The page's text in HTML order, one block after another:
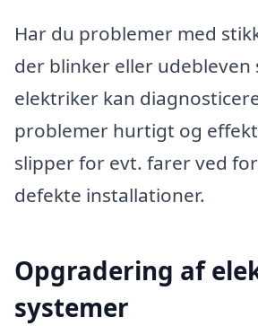
Har du problemer med
der blinker eller udebleven
elektriker kan
problemer hurtigt og
slipper for evt. farer ved
defekte installationer.
Opgradering af
systemer